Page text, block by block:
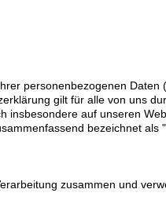
personenbezogenen Daten
gilt für alle von uns
auf unseren
bezeichnet als
zusammen und